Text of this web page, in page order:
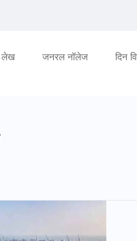
लेख जनरल नॉलेज दिन